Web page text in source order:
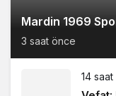
Mardin 1969
3 saat önce
14